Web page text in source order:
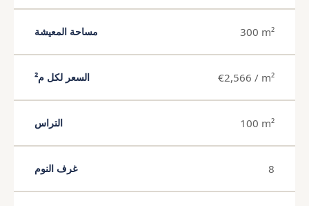
مساحة المعيشة 300 m²
السعر لكل م² €2,566 / m²
التراس 100 m²
غرف النوم 8